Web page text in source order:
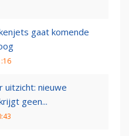
gaat komende
uitzicht: nieuwe
geen...